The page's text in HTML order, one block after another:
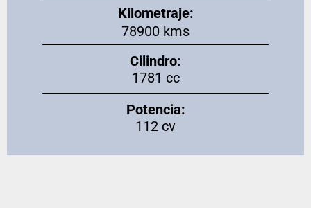
Kilometraje:
78900 kms
Cilindro:
1781 cc
Potencia:
112 cv